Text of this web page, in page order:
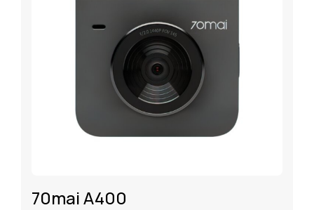
70mai A400